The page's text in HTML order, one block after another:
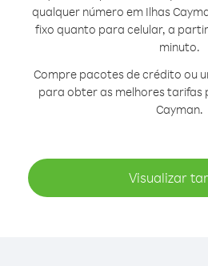
qualquer número em Ilhas
fixo quanto para celular, a
minuto.
Compre pacotes de crédito ou
para obter as melhores tarifas
Cayman.
Visualizar